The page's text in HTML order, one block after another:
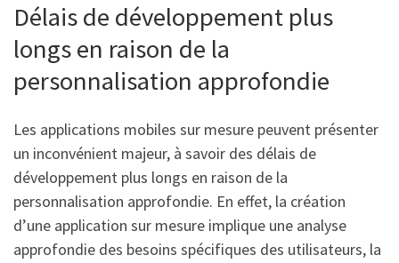
Délais de développement plus
longs en raison de la
personnalisation approfondie
Les applications mobiles sur mesure peuvent présenter
un inconvénient majeur, à savoir des délais de
développement plus longs en raison de la
personnalisation approfondie. En effet, la création
d’une application sur mesure implique une analyse
approfondie des besoins spécifiques des utilisateurs, la